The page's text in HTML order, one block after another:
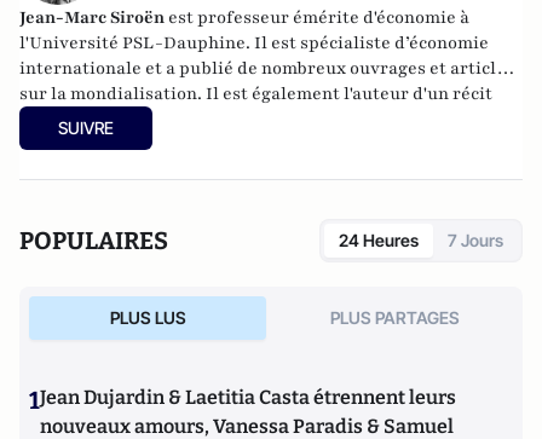
Jean-Marc Siroën est professeur émérite d'économie à
l'Université PSL-Dauphine. Il est spécialiste d’économie
internationale et a publié de nombreux ouvrages et articles
sur la mondialisation. Il est également l'auteur d'un récit
romancé (en trois tomes) autour de l'économiste J.M. Keynes
: "Mr Keynes et les extravagants". Site :
SUIVRE
POPULAIRES 24 Heures 7 Jours
PLUS LUS PLUS PARTAGES
1Jean Dujardin & Laetitia Casta étrennent leurs
nouveaux amours, Vanessa Paradis & Samuel